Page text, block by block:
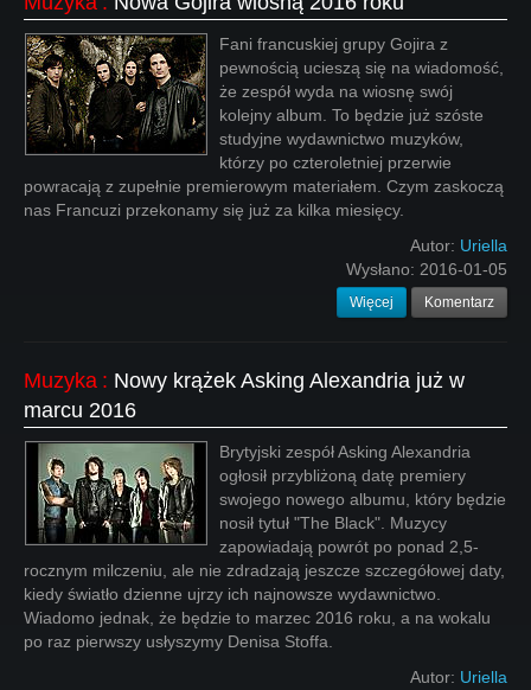
Fani francuskiej grupy Gojira z
pewnością ucieszą się na wiadomość,
że zespół wyda na wiosnę swój
kolejny album. To będzie już szóste
studyjne wydawnictwo muzyków,
którzy po czteroletniej przerwie
powracają z zupełnie premierowym materiałem. Czym zaskoczą
nas Francuzi przekonamy się już za kilka miesięcy.
Autor: Uriella
Wysłano: 2016-01-05
Więcej Komentarz
Muzyka : Nowy krążek Asking Alexandria już w
marcu 2016
Brytyjski zespół Asking Alexandria
ogłosił przybliżoną datę premiery
swojego nowego albumu, który będzie
nosił tytuł "The Black". Muzycy
zapowiadają powrót po ponad 2,5-
rocznym milczeniu, ale nie zdradzają jeszcze szczegółowej daty,
kiedy światło dzienne ujrzy ich najnowsze wydawnictwo.
Wiadomo jednak, że będzie to marzec 2016 roku, a na wokalu
po raz pierwszy usłyszymy Denisa Stoffa.
Autor: Uriella